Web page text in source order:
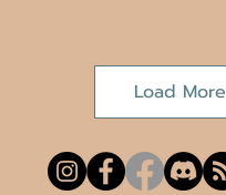
Load More